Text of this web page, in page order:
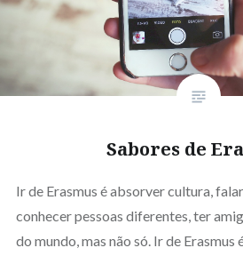
Sabores de
Ir de Erasmus é absorver cultura,
conhecer pessoas diferentes, ter
do mundo, mas não só. Ir de